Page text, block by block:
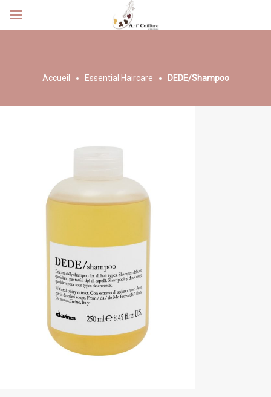
Accueil Essential Haircare DEDE/Shampoo